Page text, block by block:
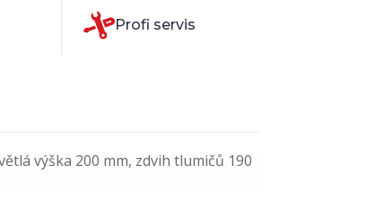
Profi servis
výška 200 mm, zdvih tlumičů 190